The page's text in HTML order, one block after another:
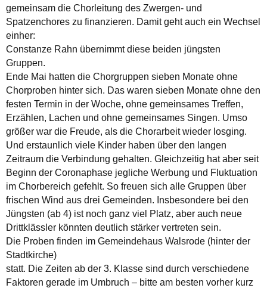
gemeinsam die Chorleitung des Zwergen- und
Spatzenchores zu finanzieren. Damit geht auch ein Wechsel
einher:
Constanze Rahn übernimmt diese beiden jüngsten
Gruppen.
Ende Mai hatten die Chorgruppen sieben Monate ohne
Chorproben hinter sich. Das waren sieben Monate ohne den
festen Termin in der Woche, ohne gemeinsames Treffen,
Erzählen, Lachen und ohne gemeinsames Singen. Umso
größer war die Freude, als die Chorarbeit wieder losging.
Und erstaunlich viele Kinder haben über den langen
Zeitraum die Verbindung gehalten. Gleichzeitig hat aber seit
Beginn der Coronaphase jegliche Werbung und Fluktuation
im Chorbereich gefehlt. So freuen sich alle Gruppen über
frischen Wind aus drei Gemeinden. Insbesondere bei den
Jüngsten (ab 4) ist noch ganz viel Platz, aber auch neue
Drittklässler könnten deutlich stärker vertreten sein.
Die Proben finden im Gemeindehaus Walsrode (hinter der
Stadtkirche)
statt. Die Zeiten ab der 3. Klasse sind durch verschiedene
Faktoren gerade im Umbruch – bitte am besten vorher kurz